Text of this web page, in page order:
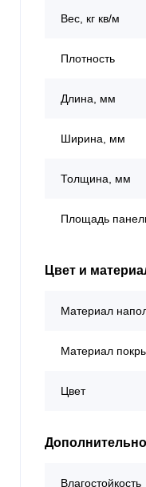
Вес, кг кв/м
Плотность
Длина, мм
Ширина, мм
Толщина, мм
Площадь
Цвет и
Материал
Материал
Цвет
Дополнительно
Влагостойкость